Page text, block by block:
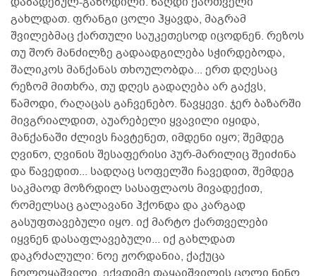
გახლდათ. ფრანგი ცოლი ჰყავდა, მაგრამ
შვილებმაც ქართული საუკეთესოდ იცოდნენ. რეზოს
თუ შორ მანძილზე გადაადგილება სჭირდებოდა,
შალიკოს მანქანას თხოულობდა... ერთ დღესაც
რეზომ მითხრა, თუ დღეს გადაღება არ გაქვს,
წამოდი, რაღაცას გაჩვენებო. წავყევი. ჯერ ბაზარში
მივგრიალდით, აუარებელი ყვავილი იყიდა,
მანქანაში ძლივს ჩავტენეთ, იმდენი იყო; შემდეგ
ღვინო, ღვინის შესაფერისი პურ-მარილიც შეიძინა
და წავედით... სადღაც სოფელში ჩავედით, შემდეგ
საკმაოდ მოზრდილ სასაფლაოს მივადექით,
რომელსაც გალავანი ჰქონდა და კარგად
გასუფთავებული იყო. იქ მარტო ქართველები
იყვნენ დასაფლავებული... იქ გახლდათ
დაკრძალული: ნოე ჟორდანია, ქაქუცა